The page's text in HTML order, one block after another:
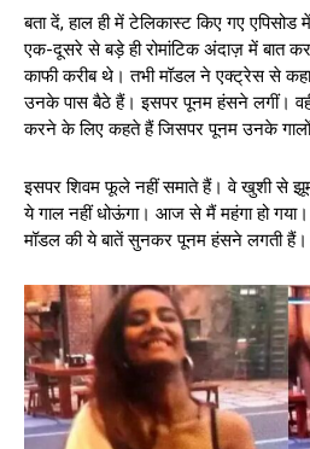
बता दें, हाल ही में टेलिकास्ट किए गए
एक-दूसरे से बड़े ही रोमांटिक अंदाज़ में बात
काफी करीब थे। तभी मॉडल ने एक्ट्रेस से
उनके पास बैठे हैं। इसपर पूनम हंसने लगीं।
करने के लिए कहते हैं जिसपर पूनम उनके
इसपर शिवम फूले नहीं समाते हैं। वे खुशी से
ये गाल नहीं धोऊंगा। आज से मैं महंगा हो
मॉडल की ये बातें सुनकर पूनम हंसने लगती हैं।